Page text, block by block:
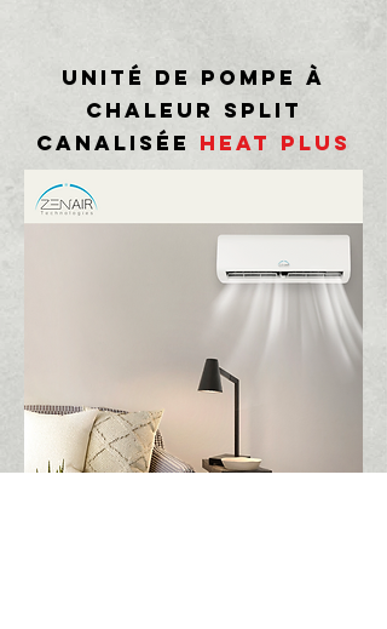
Unité de pompe à
chaleur split
canalisée Heat plus